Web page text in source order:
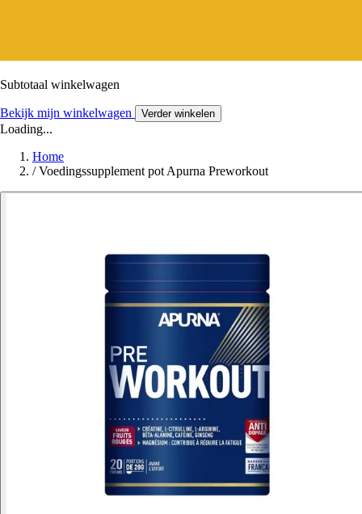
Subtotaal winkelwagen
Bekijk mijn winkelwagen Verder winkelen
Loading...
Home
/ Voedingssupplement pot Apurna Preworkout